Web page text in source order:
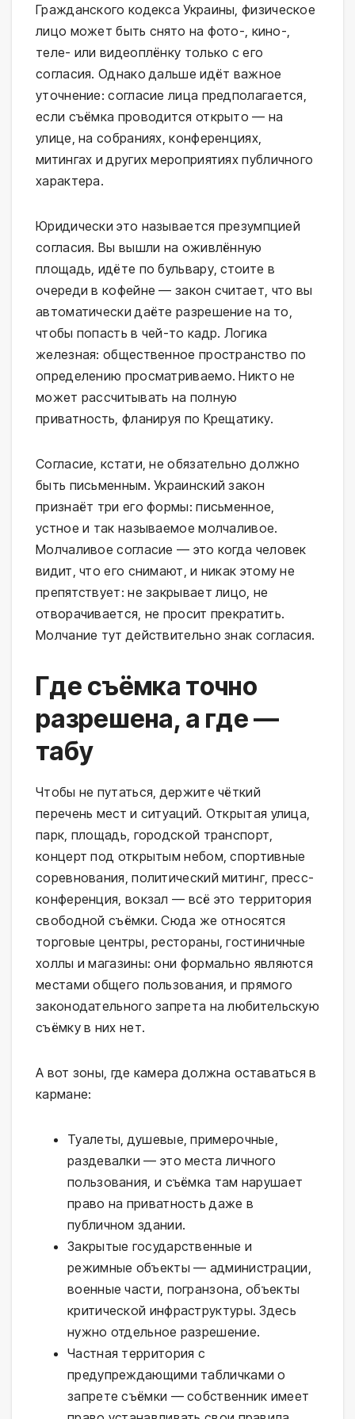
Гражданского кодекса Украины, физическое
лицо может быть снято на фото-, кино-,
теле- или видеоплёнку только с его
согласия. Однако дальше идёт важное
уточнение: согласие лица предполагается,
если съёмка проводится открыто — на
улице, на собраниях, конференциях,
митингах и других мероприятиях публичного
характера.
Юридически это называется презумпцией
согласия. Вы вышли на оживлённую
площадь, идёте по бульвару, стоите в
очереди в кофейне — закон считает, что вы
автоматически даёте разрешение на то,
чтобы попасть в чей-то кадр. Логика
железная: общественное пространство по
определению просматриваемо. Никто не
может рассчитывать на полную
приватность, фланируя по Крещатику.
Согласие, кстати, не обязательно должно
быть письменным. Украинский закон
признаёт три его формы: письменное,
устное и так называемое молчаливое.
Молчаливое согласие — это когда человек
видит, что его снимают, и никак этому не
препятствует: не закрывает лицо, не
отворачивается, не просит прекратить.
Молчание тут действительно знак согласия.
Где съёмка точно
разрешена, а где —
табу
Чтобы не путаться, держите чёткий
перечень мест и ситуаций. Открытая улица,
парк, площадь, городской транспорт,
концерт под открытым небом, спортивные
соревнования, политический митинг, пресс-
конференция, вокзал — всё это территория
свободной съёмки. Сюда же относятся
торговые центры, рестораны, гостиничные
холлы и магазины: они формально являются
местами общего пользования, и прямого
законодательного запрета на любительскую
съёмку в них нет.
А вот зоны, где камера должна оставаться в
кармане:
Туалеты, душевые, примерочные,
раздевалки — это места личного
пользования, и съёмка там нарушает
право на приватность даже в
публичном здании.
Закрытые государственные и
режимные объекты — администрации,
военные части, погранзона, объекты
критической инфраструктуры. Здесь
нужно отдельное разрешение.
Частная территория с
предупреждающими табличками о
запрете съёмки — собственник имеет